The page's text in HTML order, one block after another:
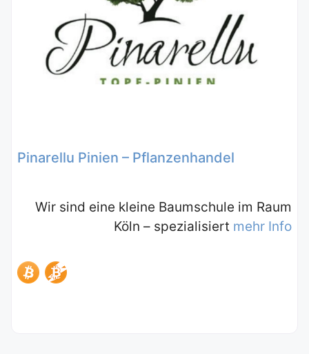
Pinarellu Pinien – Pflanzenhandel
Wir sind eine kleine Baumschule im Raum
Köln – spezialisiert mehr Info